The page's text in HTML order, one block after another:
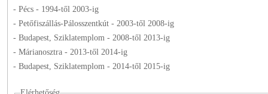
- Pécs - 1994-től 2003-ig
- Petőfiszállás-Pálosszentkút - 2003-től 2008-ig
- Budapest, Sziklatemplom - 2008-től 2013-ig
- Márianosztra - 2013-től 2014-ig
- Budapest, Sziklatemplom - 2014-től 2015-ig